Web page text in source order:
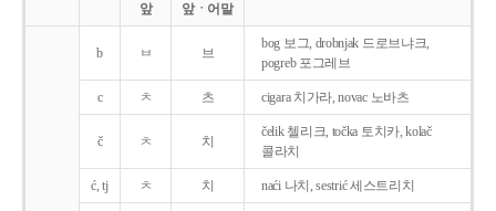
앞
앞ㆍ어말
b ㅂ 브
bog 보그, drobnjak 드로브냐크,
pogreb 포그레브
c ㅊ 츠 cigara 치가라, novac 노바츠
č ㅊ 치
čelik 첼리크, točka 토치카, kolač
콜라치
ć, tj ㅊ 치 naći 나치, sestrić 세스트리치